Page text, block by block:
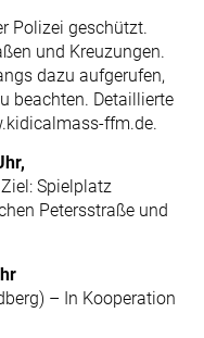
Polizei geschützt.
und Kreuzungen.
dazu aufgerufen,
beachten. Detaillierte
ffm.de.
Spielplatz
Petersstraße und
– In Kooperation